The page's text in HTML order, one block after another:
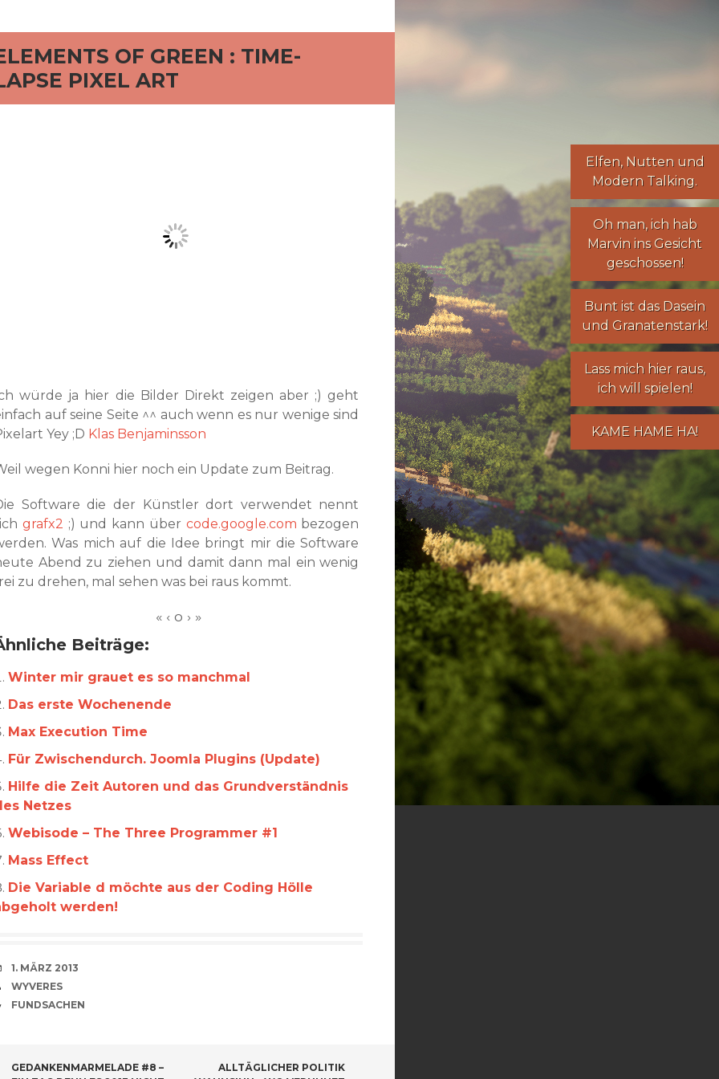
Elfen, Nuttenund
Modern Talking.
Oh man, ich hab
Marvin ins Gesicht
geschossen!
Bunt ist das Dasein
und Granatenstark!
Lass mich hier raus,
ich will spielen!
KAME HAME HA!
OF GREEN : TIME-
PIXEL ART
würde ja hier die Bilder Direkt zeigen aber ;) geht
auf seine Seite ^^ auch wenn es nur wenige sind
Yey ;D Klas Benjaminsson
wegen Konni hier noch ein Update zum Beitrag.
Software die der Künstler dort verwendet nennt
grafx2 ;) und kann über code.google.com bezogen
Was mich auf die Idee bringt mir die Software
Abend zu ziehen und damit dann mal ein wenig
zu drehen, mal sehen was bei raus kommt.
Beiträge:
Winter mir grauet es so manchmal
Das erste Wochenende
Max Execution Time
Für Zwischendurch. Joomla Plugins (Update)
Hilfe die Zeit Autoren und das Grundverständnis
Netzes
Webisode – The Three Programmer #1
Mass Effect
Die Variable d möchte aus der Coding Hölle
werden!
VERABREDUNG
1. MÄRZ 2013
VERFASSER
WYVERES
CATEGORIES
FUNDSACHEN
GEDANKENMARMELADE #8 –
ALLTÄGLICHER POLITIK